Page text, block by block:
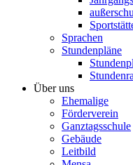
Sprachen
Stundenpläne
Über uns
Ehemalige
Förderverein
Ganztagsschule
Gebäude
Leitbild